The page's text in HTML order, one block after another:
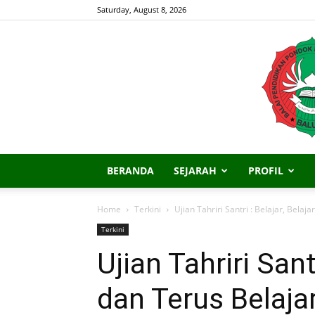
Saturday, August 8, 2026
BERANDA SEJARAH PROFIL
Home Terkini Ujian Tahriri Santri : Belajar,
Terkini
Ujian Tahriri
dan Terus